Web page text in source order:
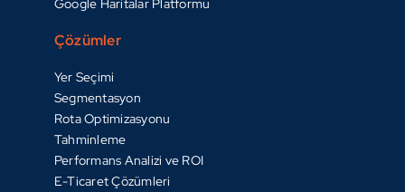
Google Haritalar Platformu
Çözümler
Yer Seçimi
Segmentasyon
Rota Optimizasyonu
Tahminleme
Performans Analizi ve ROI
E-Ticaret Çözümleri